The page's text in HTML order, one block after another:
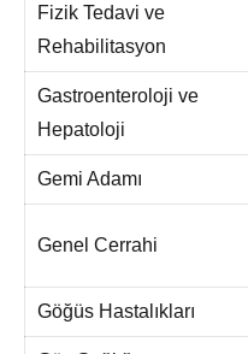
Fizik Tedavi ve
Rehabilitasyon
Gastroenteroloji ve
Hepatoloji
Gemi Adamı
Genel Cerrahi
Göğüs Hastalıkları